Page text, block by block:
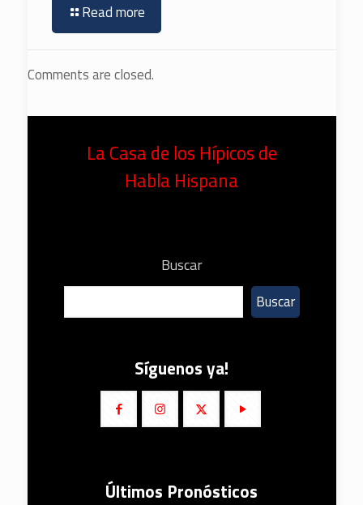
Read more
Comments are closed.
La Casa de los Hípicos de
Habla Hispana
Buscar
Buscar
Síguenos ya!
Últimos Pronósticos